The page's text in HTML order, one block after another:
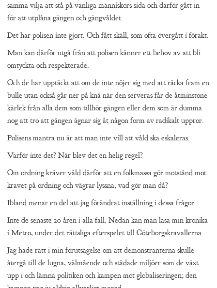
samma vilja att stå på vanliga människors sida och därför gått in
för att utplåna gängen och gängvåldet.
Det har polisen inte gjort. Och fått skäll, som ofta övergått i förakt.
Man kan därför utgå från att polisen känner ett behov av att bli
omtyckta och respekterade.
Och de har upptäckt att om de inte nöjer sig med att räcka fram en
bulle utan också går ner på knä när den serveras får de åtminstone
kärlek från alla dem som tillhör gängen eller dem som är dumma
nog att tro att gängen ägnar sig åt någon form av radikalt uppror.
Polisens mantra nu är att man inte vill att våld ska eskaleras.
Varför inte det? När blev det en helig regel?
Om ordning kräver våld därför att en folkmassa gör motstånd mot
kravet på ordning och vägrar lyssna, vad gör man då?
Ibland menar en del att jag förändrat inställning i dessa frågor.
Inte de senaste 20 åren i alla fall. Nedan kan man läsa min krönika
i Metro, under det rättsliga efterspelet till Göteborgskravallerna.
Jag hade rätt i min förutsägelse om att demonstranterna skulle
återgå till de lugna, välmående och städade miljöer som de växt
upp i och lämna politiken och kampen mot globaliseringen; den